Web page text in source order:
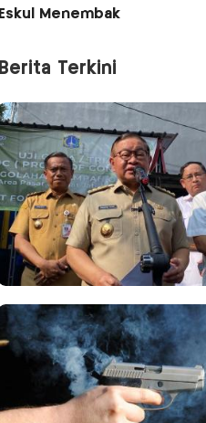
Eskul Menembak
Berita Terkini